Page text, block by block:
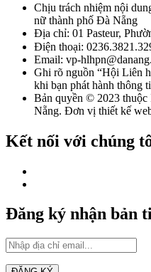
Chịu trách nhiệm nội
nữ thành phố Đà Nẵng
Địa chỉ: 01 Pasteur,
Điện thoại:
Email: vp-
Ghi rõ nguồn “Hội Liên
khi bạn phát hành thông
Bản quyền © 2023
Nẵng. Đơn vị thiết kế
Kết nối với chúng
Đăng ký nhận bản